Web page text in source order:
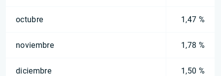
octubre 1,47 %
noviembre 1,78 %
diciembre 1,50 %